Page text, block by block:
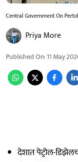
Central Government On
Priya More
Published On:11 May
देशात पेट्रोल-